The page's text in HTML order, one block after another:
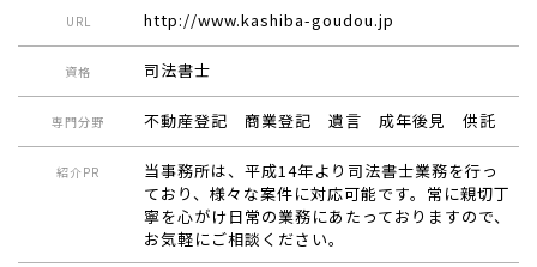
URL http://www.kashiba-goudou.jp
資格 司法書士
専門分野 不動産登記 商業登記 遺言 成年後見 供託
紹介PR
当事務所は、平成14年より司法書士業務を行っ
ており、様々な案件に対応可能です。常に親切丁
寧を心がけ日常の業務にあたっておりますので、
お気軽にご相談ください。